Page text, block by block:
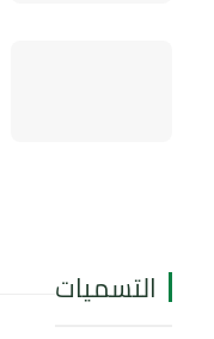
التسميات